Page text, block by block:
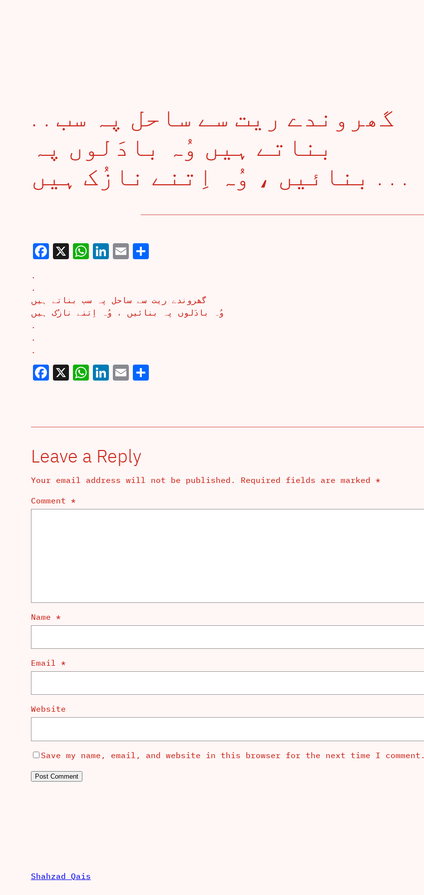
. . گھروندے ریت سے ساحل پہ سب
بناتے ہیں وُہ بادَلوں پہ
بنائیں ، وُہ اِتنے نازُک ہیں . . .
Facebook
X WhatsApp
LinkedIn
EmailShare
.
.
گھروندے ریت سے ساحل پہ سب بناتے ہیں
وُہ بادَلوں پہ بنائیں ، وُہ اِتنے نازُک ہیں
.
.
.
Facebook
X WhatsApp
LinkedIn
EmailShare
Leave a Reply
Your email address will not be published. Required fields are marked *
Comment *
Name *
Email *
Website
Save my name, email, and website in this browser for the next time I comment.
Shahzad Qais